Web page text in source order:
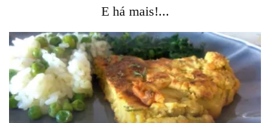
E há mais!...